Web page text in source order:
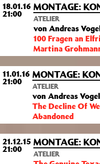
18.01.16
21:00
MONTAGE:
ATELIER
von Andreas
100 Fragen an
Martina
11.01.16
21:00
MONTAGE:
ATELIER
von Andreas
The Decline Of
Abandoned
21.12.15
21:00
MONTAGE:
ATELIER